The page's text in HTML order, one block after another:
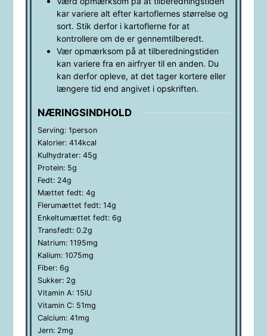
kar variere alt efter kartoflernes størrelse og
sort. Stik derfor i kartoflerne for at
kontrollere om de er gennemtilberedt.
Vær opmærksom på at tilberedningstiden
kan variere fra en airfryer til en anden. Du
kan derfor opleve, at det tager kortere eller
længere tid end angivet i opskriften.
NÆRINGSINDHOLD
Serving: 1person
Kalorier: 414kcal
Kulhydrater: 45g
Protein: 5g
Fedt: 24g
Mættet fedt: 4g
Flerumættet fedt: 14g
Enkeltumættet fedt: 6g
Transfedt: 0.2g
Natrium: 1195mg
Kalium: 1075mg
Fiber: 6g
Sukker: 2g
Vitamin A: 15IU
Vitamin C: 51mg
Calcium: 41mg
Jern: 2mg